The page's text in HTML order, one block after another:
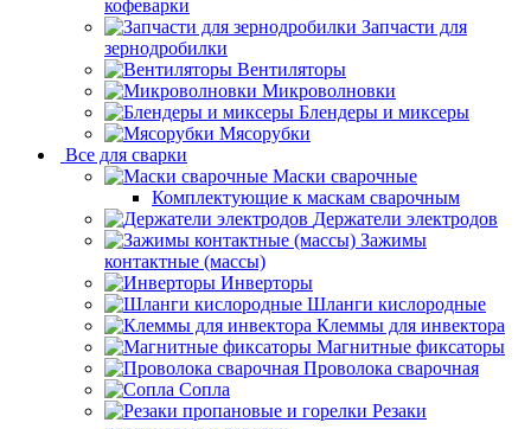
кофеварки
Запчасти для
зернодробилки
Вентиляторы
Микроволновки
Блендеры и миксеры
Мясорубки
Все для сварки
Маски сварочные
Комплектующие к маскам сварочным
Держатели электродов
Зажимы
контактные (массы)
Инверторы
Шланги кислородные
Клеммы для инвектора
Магнитные фиксаторы
Проволока сварочная
Сопла
Резаки